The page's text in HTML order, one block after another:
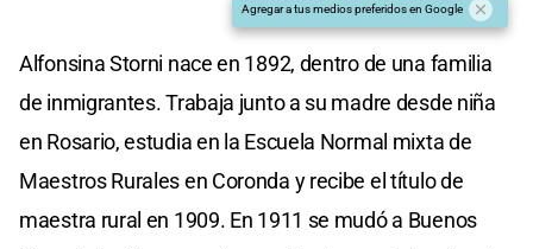
Agregar a tus medios preferidos en Google
Alfonsina Storni nace en 1892, dentro de una familia
de inmigrantes. Trabaja junto a su madre desde niña
en Rosario, estudia en la Escuela Normal mixta de
Maestros Rurales en Coronda y recibe el título de
maestra rural en 1909. En 1911 se mudó a Buenos